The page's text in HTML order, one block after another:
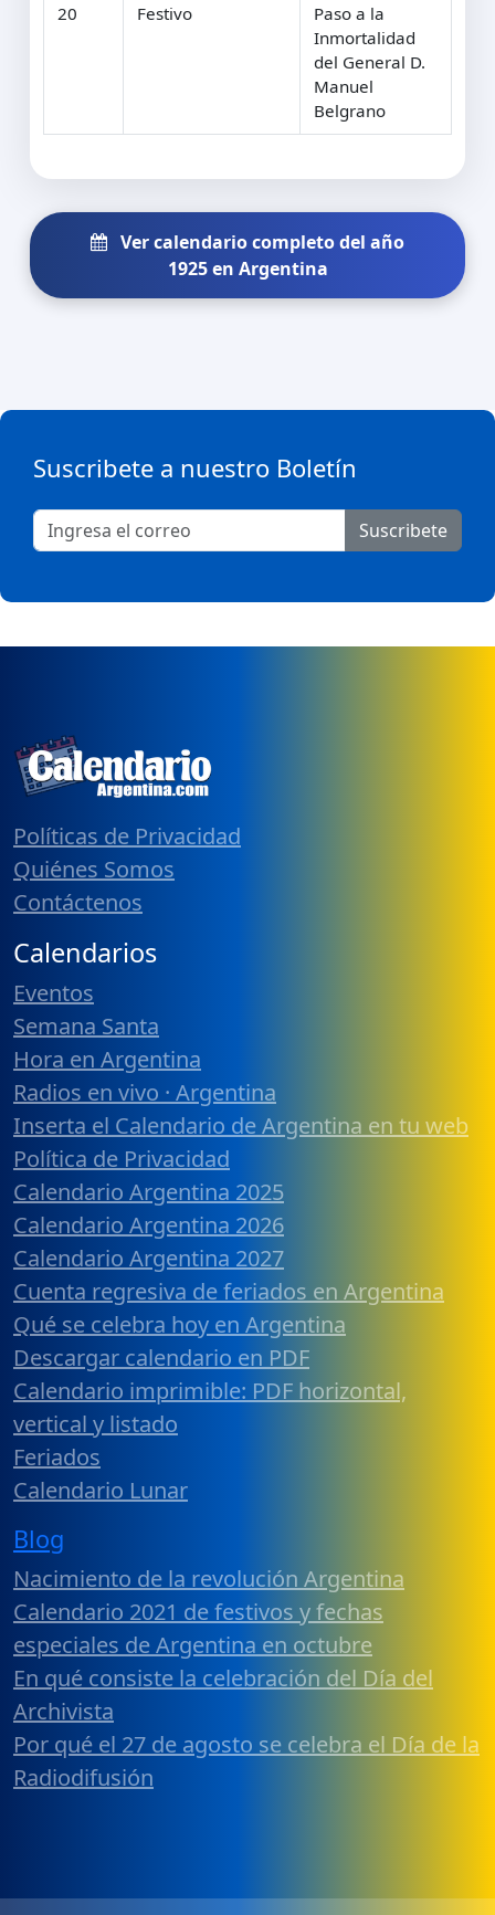
20 Festivo
Paso a la
Inmortalidad
del General D.
Manuel
Belgrano
Ver calendario completo del año
1925 en Argentina
Suscribete a nuestro Boletín
Suscribete
Políticas de Privacidad
Quiénes Somos
Contáctenos
Calendarios
Eventos
Semana Santa
Hora en Argentina
Radios en vivo · Argentina
Inserta el Calendario de Argentina en tu web
Política de Privacidad
Calendario Argentina 2025
Calendario Argentina 2026
Calendario Argentina 2027
Cuenta regresiva de feriados en Argentina
Qué se celebra hoy en Argentina
Descargar calendario en PDF
Calendario imprimible: PDF horizontal,
vertical y listado
Feriados
Calendario Lunar
Blog
Nacimiento de la revolución Argentina
Calendario 2021 de festivos y fechas
especiales de Argentina en octubre
En qué consiste la celebración del Día del
Archivista
Por qué el 27 de agosto se celebra el Día de la
Radiodifusión